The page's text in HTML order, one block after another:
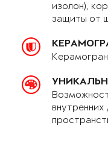
изолон),
защиты от